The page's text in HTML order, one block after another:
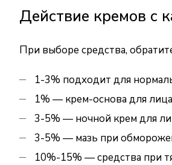
Действие кремов с
При выборе средства,
1-3% подходит для
1% — крем-основа для
3-5% — ночной крем для
3-5% — мазь при
10%-15% — средства при